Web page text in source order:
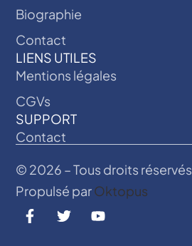
Biographie
Contact
LIENS UTILES
Mentions légales
CGVs
SUPPORT
Contact
© 2026 – Tous droits réservés
Propulsé parOktopus